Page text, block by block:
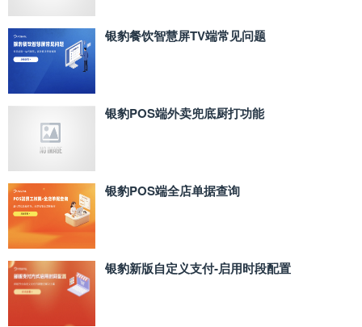
银豹餐饮智慧屏TV端常见问题
银豹POS端外卖兜底厨打功能
银豹POS端全店单据查询
银豹新版自定义支付‑启用时段配置